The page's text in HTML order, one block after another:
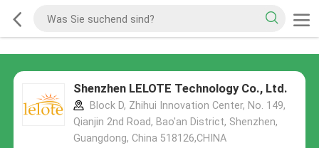
Shenzhen LELOTE Technology Co., Ltd.
Block D, Zhihui Innovation Center, No. 149,
Qianjin 2nd Road, Bao'an District, Shenzhen,
Guangdong, China 518126,CHINA